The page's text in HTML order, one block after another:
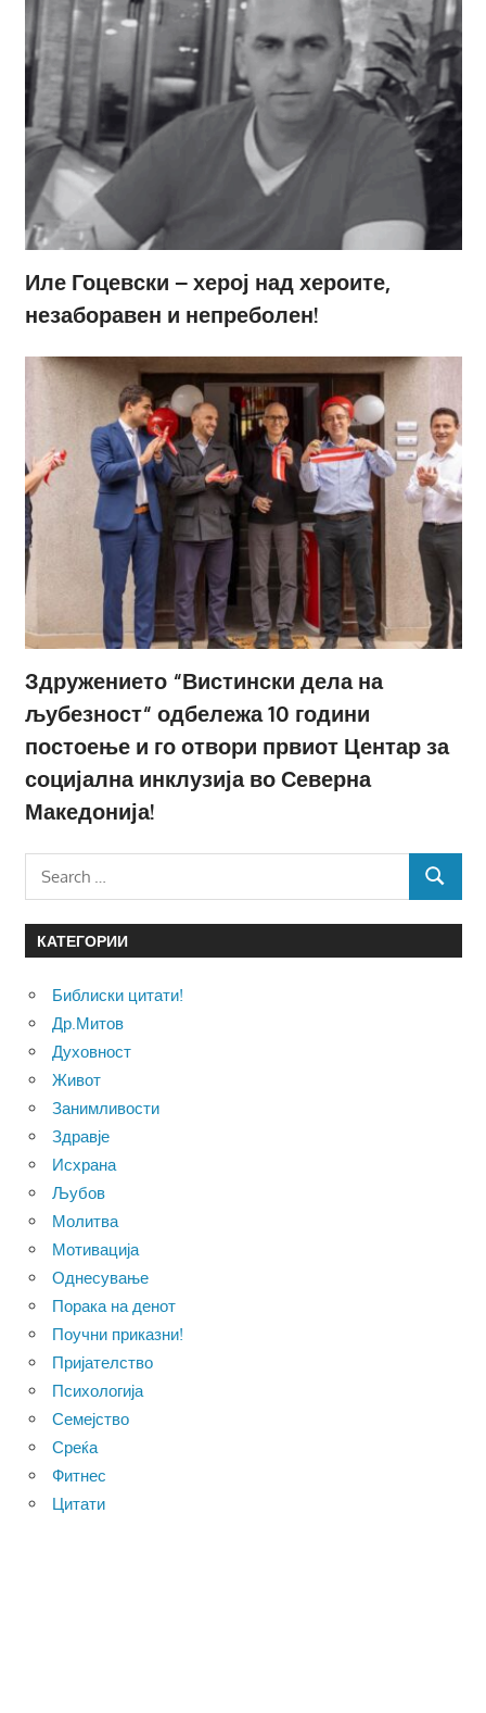
Иле Гоцевски – херој над хероите,
незаборавен и непреболен!
Здружението “Вистински дела на
љубезност“ одбележа 10 години
постоење и го отвори првиот Центар за
социјална инклузија во Северна
Македонија!
SEARCH
КАТЕГОРИИ
Библиски цитати!
Др.Митов
Духовност
Живот
Занимливости
Здравје
Исхрана
Љубов
Молитва
Мотивација
Однесување
Порака на денот
Поучни приказни!
Пријателство
Психологија
Семејство
Среќа
Фитнес
Цитати